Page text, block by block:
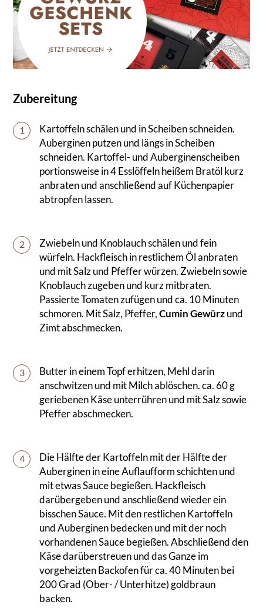
Zubereitung
1
Kartoffeln schälen und in Scheiben schneiden.
Auberginen putzen und längs in Scheiben
schneiden. Kartoffel- und Auberginenscheiben
portionsweise in 4 Esslöffeln heißem Bratöl kurz
anbraten und anschließend auf Küchenpapier
abtropfen lassen.
2
Zwiebeln und Knoblauch schälen und fein
würfeln. Hackfleisch in restlichem Öl anbraten
und mit Salz und Pfeffer würzen. Zwiebeln sowie
Knoblauch zugeben und kurz mitbraten.
Passierte Tomaten zufügen und ca. 10 Minuten
schmoren. Mit Salz, Pfeffer,Cumin Gewürzund
Zimt abschmecken.
3
Butter in einem Topf erhitzen, Mehl darin
anschwitzen und mit Milch ablöschen. ca. 60 g
geriebenen Käse unterrühren und mit Salz sowie
Pfeffer abschmecken.
4
Die Hälfte der Kartoffeln mit der Hälfte der
Auberginen in eine Auflaufform schichten und
mit etwas Sauce begießen. Hackfleisch
darübergeben und anschließend wieder ein
bisschen Sauce. Mit den restlichen Kartoffeln
und Auberginen bedecken und mit der noch
vorhandenen Sauce begießen. Abschließend den
Käse darüberstreuen und das Ganze im
vorgeheizten Backofen für ca. 40 Minuten bei
200 Grad (Ober- / Unterhitze) goldbraun
backen.